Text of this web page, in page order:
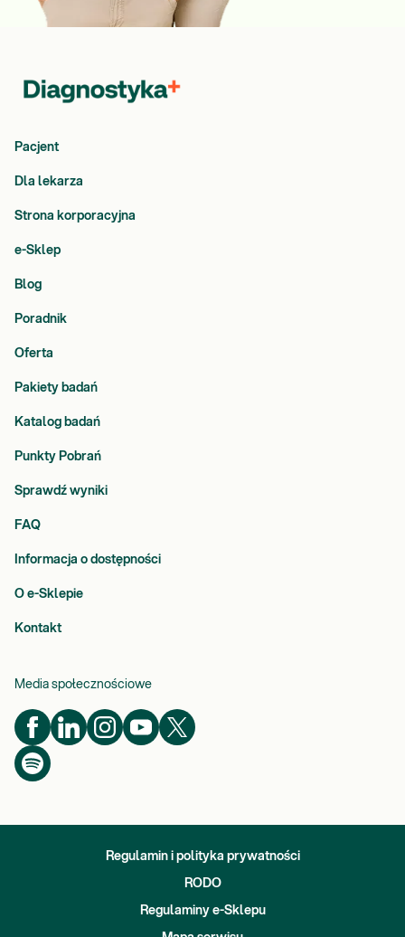
Pacjent
Dla lekarza
Strona korporacyjna
e-Sklep
Blog
Poradnik
Oferta
Pakiety badań
Katalog badań
Punkty Pobrań
Sprawdź wyniki
FAQ
Informacja o dostępności
O e-Sklepie
Kontakt
Media społecznościowe
Regulamin i polityka prywatności
RODO
Regulaminy e-Sklepu